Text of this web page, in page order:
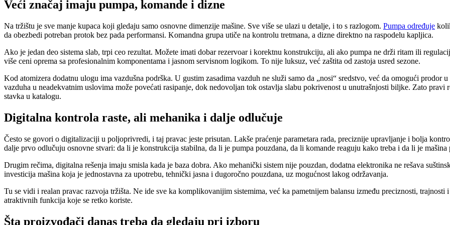
Veći značaj imaju pumpa, komande i dizne
Na tržištu je sve manje kupaca koji gledaju samo osnovne dimenzije mašine. Sve više se ulazi u detalje, i to s razlogom. Pumpa određuje
da obezbedi potreban protok bez pada performansi. Komandna grupa utiče na kontrolu tretmana, a dizne direktno na raspodelu kapljica.
Ako je jedan deo sistema slab, trpi ceo rezultat. Možete imati dobar rezervoar i korektnu konstrukciju, ali ako pumpa ne drži ritam ili
više ceni oprema sa profesionalnim komponentama i jasnom servisnom logikom. To nije luksuz, već zaštita od zastoja usred sezone.
Kod atomizera dodatnu ulogu ima vazdušna podrška. U gustim zasadima vazduh ne služi samo da „nosi“ sredstvo, već da omogući
vazduha u neadekvatnim uslovima može povećati rasipanje, dok nedovoljan tok ostavlja slabu pokrivenost u unutrašnjosti biljke. Zato pravi
stavka u katalogu.
Digitalna kontrola raste, ali mehanika i dalje odlučuje
Često se govori o digitalizaciji u poljoprivredi, i taj pravac jeste prisutan. Lakše praćenje parametara rada, preciznije upravljanje i bolja
dalje prvo odlučuju osnovne stvari: da li je konstrukcija stabilna, da li je pumpa pouzdana, da li komande reaguju kako treba i da li je mašina
Drugim rečima, digitalna rešenja imaju smisla kada je baza dobra. Ako mehanički sistem nije pouzdan, dodatna elektronika ne rešava
investicija mašina koja je jednostavna za upotrebu, tehnički jasna i dugoročno pouzdana, uz mogućnost lakog održavanja.
Tu se vidi i realan pravac razvoja tržišta. Ne ide sve ka komplikovanijim sistemima, već ka pametnijem balansu između preciznosti,
atraktivnih funkcija koje se retko koriste.
Šta proizvođači danas treba da gledaju pri izboru